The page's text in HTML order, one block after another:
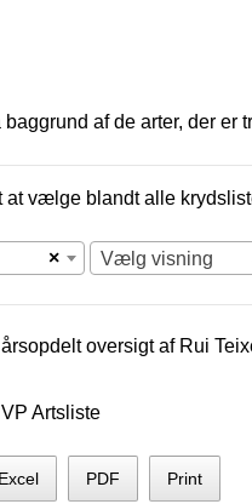
af de arter, der er
at vælge blandt alle
× Vælg visning
oversigt af Rui
Artsliste
Excel PDF Print